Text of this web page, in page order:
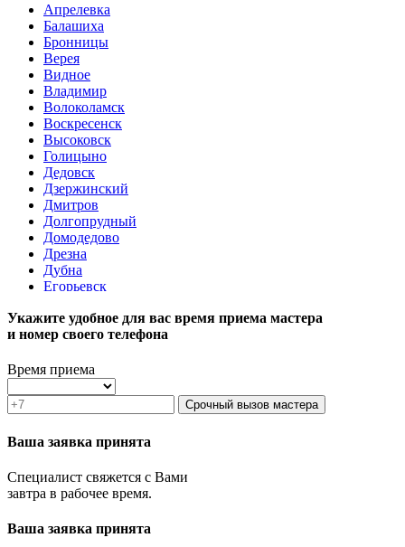
Апрелевка
Балашиха
Бронницы
Верея
Видное
Владимир
Волоколамск
Воскресенск
Высоковск
Голицыно
Дедовск
Дзержинский
Дмитров
Долгопрудный
Домодедово
Дрезна
Дубна
Егорьевск
Жуковский
Зарайск
Зеленоград
Ивантеевка
Истра
Кашира
Клин
Королёв
Котельники
Красногорск
Укажите удобное для вас время приема мастера
и номер своего телефона
Время приема
Срочный вызов мастера
Ваша заявка принята
Специалист свяжется с Вами
завтра в рабочее время.
Ваша заявка принята